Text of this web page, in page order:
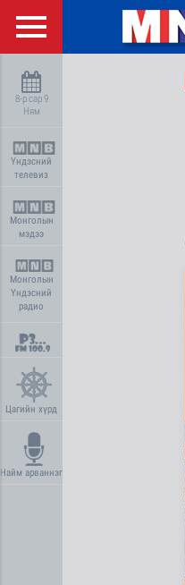
8-р сар 9
Ням
Үндэсний
телевиз
Монголын
мэдээ
Монголын
Үндэсний
радио
Цагийн хүрд
Найм арваннэг